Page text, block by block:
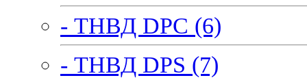
- ТНВД DPC (6)
- ТНВД DPS (7)